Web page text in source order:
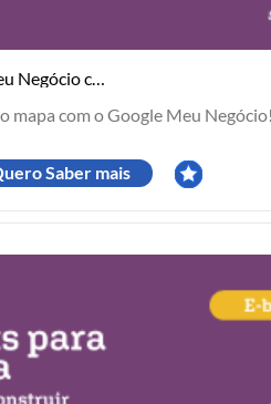
E-book - Potencialize seu Negócio com o Google Meu Negócio
mapa com o Google Meu
Saber mais